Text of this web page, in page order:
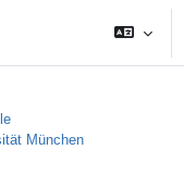
München